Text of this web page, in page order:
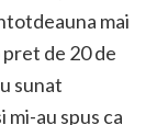
mai
de 20 de
sunat
au spus ca